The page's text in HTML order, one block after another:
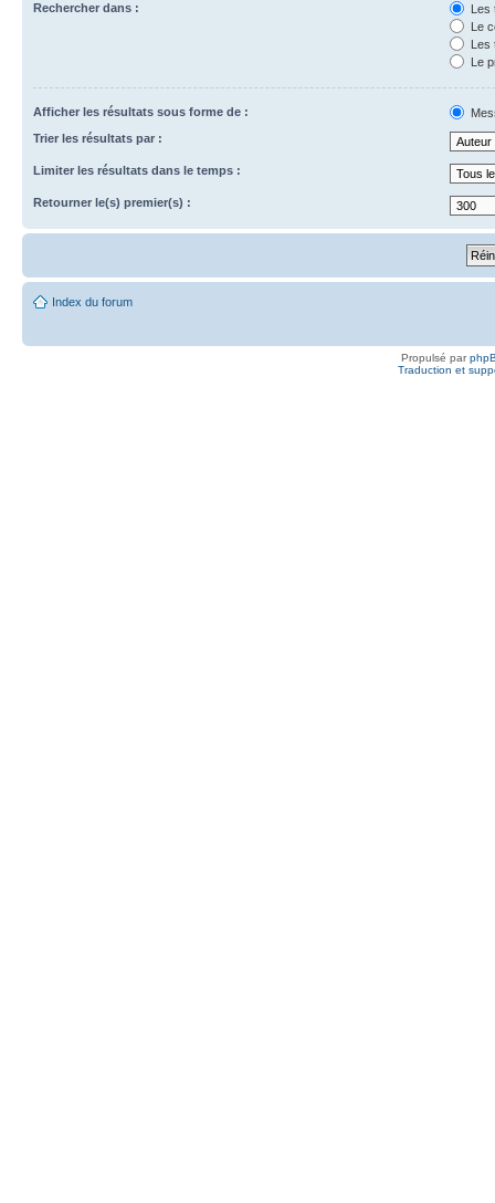
Rechercher dans :
Les
Le
Les
Le
Afficher les résultats sous forme de :
Trier les résultats par :
Limiter les résultats dans le temps :
Retourner le(s) premier(s) :
Index du forum
Propulsé par
Traduction et